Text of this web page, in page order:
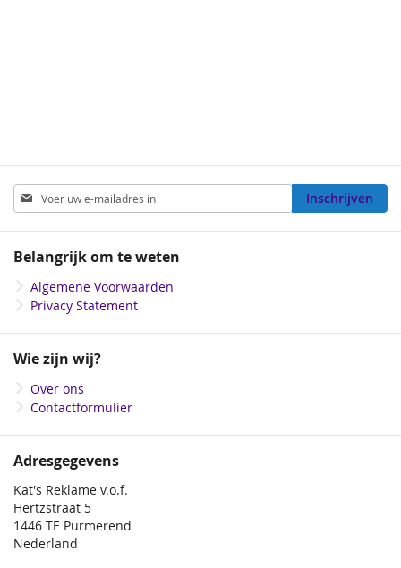
Abonneer
u
op
nieuwsbrief
Inschrijven
Belangrijk om te weten
Algemene Voorwaarden
Privacy Statement
Wie zijn wij?
Over ons
Contactformulier
Adresgegevens
Kat's Reklame v.o.f.
Hertzstraat 5
1446 TE Purmerend
Nederland